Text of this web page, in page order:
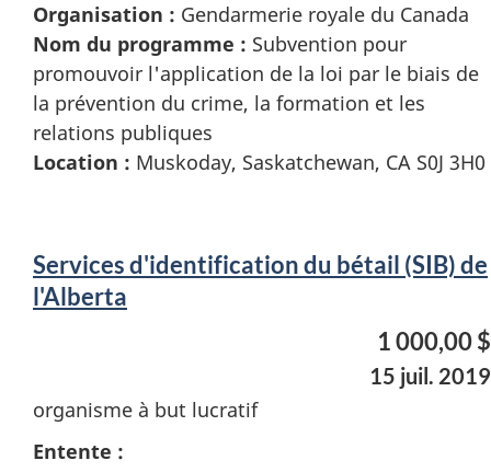
Organisation : Gendarmerie royale du Canada
Nom du programme : Subvention pour
promouvoir l'application de la loi par le biais de
la prévention du crime, la formation et les
relations publiques
Location : Muskoday, Saskatchewan, CA S0J 3H0
Services d'identification du bétail (SIB) de
l'Alberta
1 000,00 $
15 juil. 2019
organisme à but lucratif
Entente :